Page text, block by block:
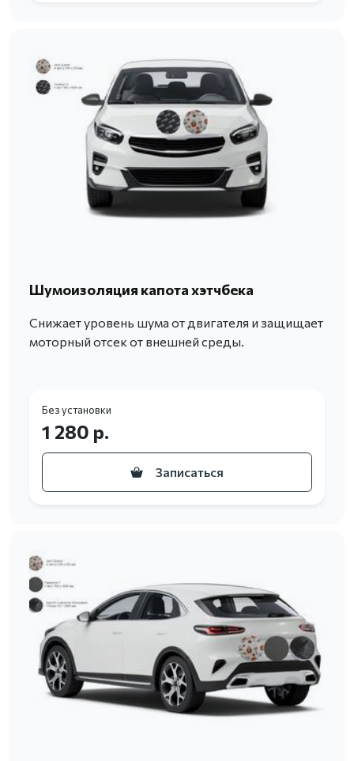
Шумоизоляция капота хэтчбека
Снижает уровень шума от двигателя и защищает
моторный отсек от внешней среды.
Без установки
1 280 р.
Записаться